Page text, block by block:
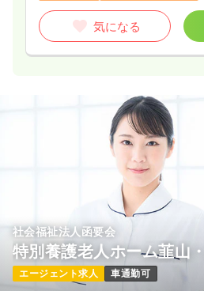
気になる
社会福祉法人函要会
特別養護老人ホーム韮山
エージェント求人 車通勤可